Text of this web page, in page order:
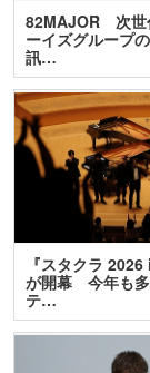
82MAJOR 次世
ーイズグループ
訊…
『スタクラ 2026
が開幕 今年も
テ…